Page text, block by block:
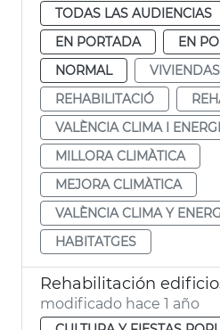
TODAS LAS AUDIENCIAS
EN PORTADA
EN
NORMAL
VIVIENDAS
REHABILITACIÓ
VALÈNCIA CLIMA I
MILLORA CLIMÀTICA
MEJORA CLIMÀTICA
VALÈNCIA CLIMA Y
HABITATGES
modificado hace 1 año